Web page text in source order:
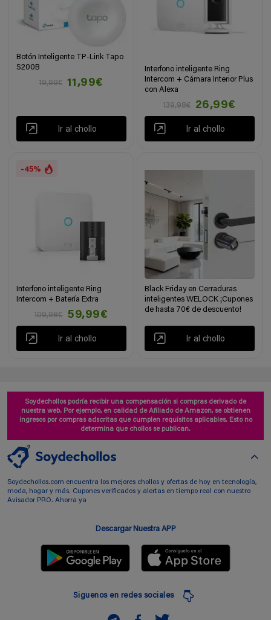
Botón Inteligente TP-Link Tapo
S200B
19,99€
11,99€
Ir al chollo
Interfono inteligente Ring
Intercom + Cámara Interior Plus
con Alexa
139,98€
26,99€
Ir al chollo
-45%
Interfono inteligente Ring
Intercom + Batería Extra
109,98€
59,99€
Ir al chollo
Black Friday en Cerraduras
inteligentes WELOCK ¡Cupones
de hasta 70€ de descuento!
Ir al chollo
Soydechollos podría recibir una compensación si compras derivado de
nuestra web. Por ejemplo, en calidad de Afiliado de Amazon, se obtienen
ingresos por compras adscritas que cumplen requisitos aplicables. Esto no
determina que chollos se publican.
Soydechollos.com encuentra los mejores chollos y ofertas de hoy en tecnología,
moda, hogar y más. Cupones verificados y alertas en tiempo real con nuestro
Avisador PRO. Ahorra ya
Descargar Nuestra APP
Siguenos en redes sociales